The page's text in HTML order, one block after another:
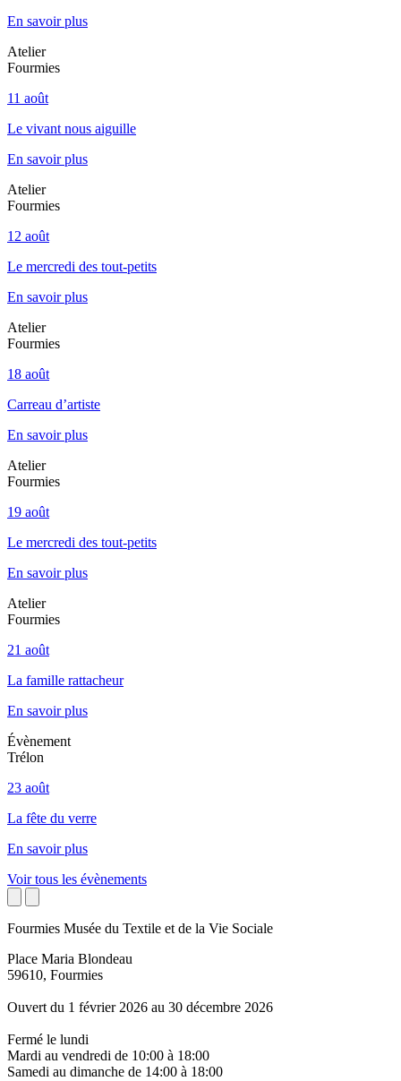
En savoir plus
Atelier
Fourmies
11 août
Le vivant nous aiguille
En savoir plus
Atelier
Fourmies
12 août
Le mercredi des tout-petits
En savoir plus
Atelier
Fourmies
18 août
Carreau d’artiste
En savoir plus
Atelier
Fourmies
19 août
Le mercredi des tout-petits
En savoir plus
Atelier
Fourmies
21 août
La famille rattacheur
En savoir plus
Évènement
Trélon
23 août
La fête du verre
En savoir plus
Voir tous les évènements
Fourmies Musée du Textile et de la Vie Sociale
Place Maria Blondeau
59610, Fourmies
Ouvert du 1 février 2026 au 30 décembre 2026
Fermé le lundi
Mardi au vendredi de 10:00 à 18:00
Samedi au dimanche de 14:00 à 18:00